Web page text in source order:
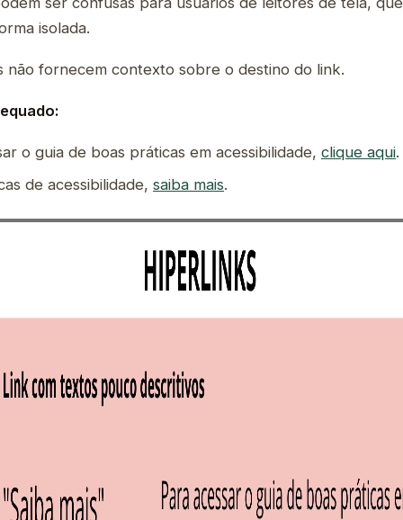
isolada.
não fornecem contexto sobre o destino do link.
o guia de boas práticas em acessibilidade, clique aqui.
de acessibilidade, saiba mais.